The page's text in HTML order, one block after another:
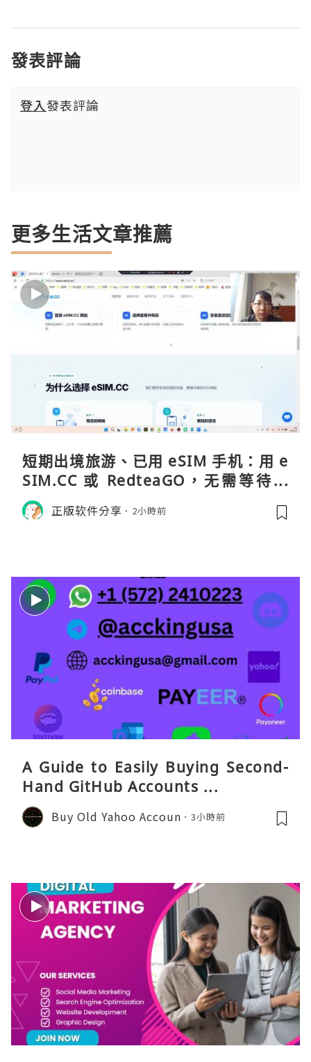
發表評論
登入發表評論
更多生活文章推薦
短期出境旅游、已用 eSIM 手机：用 e
SIM.CC 或 RedteaGO，无需等待收
货。需要“当地号码 + 通话短信”（如
打车、外卖、客户联络）：优先 Redt
正版软件分享 2小時前
A Guide to Easily Buying Second-
Hand GitHub Accounts ...
Buy Old Yahoo Accoun 3小時前